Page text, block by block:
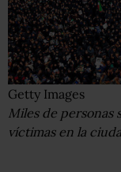
Getty Images
Miles de personas
víctimas en la